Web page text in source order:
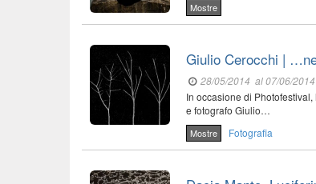
Mostre
Giulio Cerocchi |
28/05/2014 al 07/06/2014
In occasione di
e fotografo Giulio…
Mostre Fotografia